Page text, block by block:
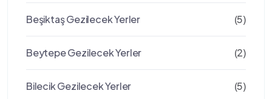
Beşiktaş Gezilecek Yerler (5)
Beytepe Gezilecek Yerler (2)
Bilecik Gezilecek Yerler (5)